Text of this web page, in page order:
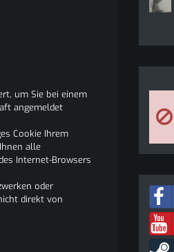
um Sie bei einem
angemeldet
Cookie Ihrem
alle
Internet-Browsers
oder
direkt von